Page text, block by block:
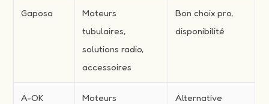
Gaposa
Moteurs
tubulaires,
solutions radio,
accessoires
Bon choix pro,
disponibilité
A-OK
Moteurs
Alternative